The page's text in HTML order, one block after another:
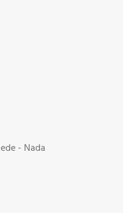
- Nada